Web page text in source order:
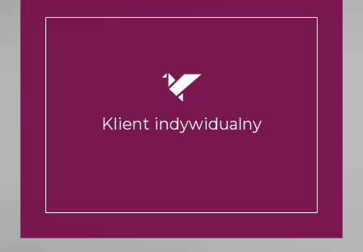
Klient indywidualny